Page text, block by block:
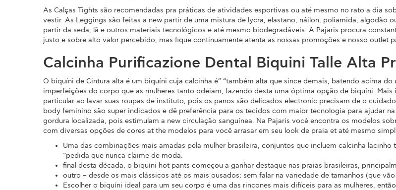
As Calças Tights são recomendadas pra práticas de atividades esportivas ou até mesmo no rato a dia
vestir. As Leggings são feitas a new partir de uma mistura de lycra, elastano, náilon, poliamida, algodão
partir da seda, lã e outros materiais tecnológicos e até mesmo biodegradáveis. A Pajaris procura
justo e sobre alto valor percebido, mas fique continuamente atenta as nossas promoções e nosso outlet
Calcinha Purificazione Dental Biquini Talle Alta
O biquíni de Cintura alta é um biquíni cuja calcinha é” “também alta que since demais, batendo acima
imperfeições do corpo que as mulheres tanto odeiam, fazendo desta uma óptima opção de biquíni.
particular ao lavar suas roupas de instituto, pois os panos são delicados electronic precisam de o
body feminino são super indicados e dê preferência para os tecidos com maior tecnologia para ajudar
gordura localizada, pois estimulam a new circulação sanguínea. Na Pajaris você encontra os modelos
com diversas opções de cores at the modelos para você arrasar em seu look de praia et até mesmo
Uma das combinações mais amadas pela mulher brasileira, conjuntos que incluem calcinha
“pedida que nunca claime de moda.
final desta década, o biquíni hot pants começou a ganhar destaque nas praias brasileiras,
outro – desde os mais clássicos até os mais ousados; sem falar na variedade de tamanhos (que
Escolher o biquíni ideal para um seu corpo é uma das rincones mais difíceis para as mulheres,